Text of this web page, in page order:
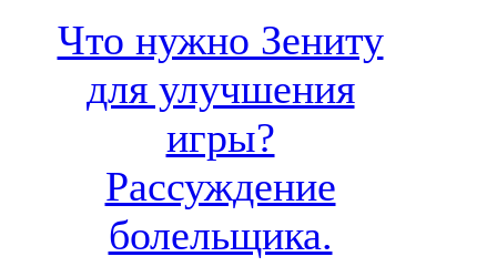
Что нужно Зениту
для улучшения
игры?
Рассуждение
болельщика.